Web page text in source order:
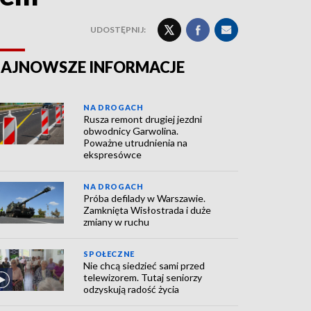
UDOSTĘPNIJ:
INFORMACJE
NA DROGACH
Rusza remont drugiej jezdni
obwodnicy Garwolina.
Poważne utrudnienia na
ekspresówce
NA DROGACH
Próba defilady w Warszawie.
Zamknięta Wisłostrada i duże
zmiany w ruchu
SPOŁECZNE
Nie chcą siedzieć sami przed
telewizorem. Tutaj seniorzy
odzyskują radość życia